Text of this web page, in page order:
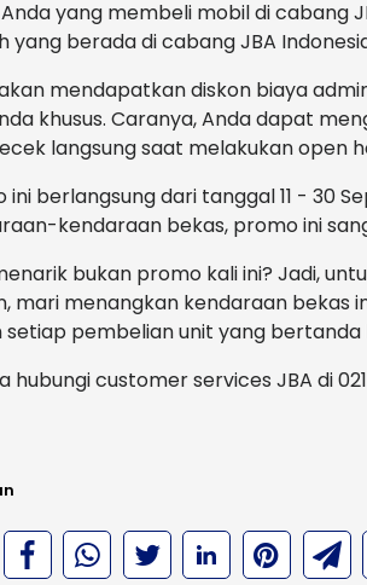
yang membeli mobil di cabang
yang berada di cabang JBA
mendapatkan diskon biaya
khusus. Caranya, Anda dapat
langsung saat melakukan open
ini berlangsung dari tanggal 11 - 30
kendaraan bekas, promo ini
bukan promo kali ini? Jadi,
mari menangkan kendaraan bekas
setiap pembelian unit yang bertanda
hubungi customer services JBA di